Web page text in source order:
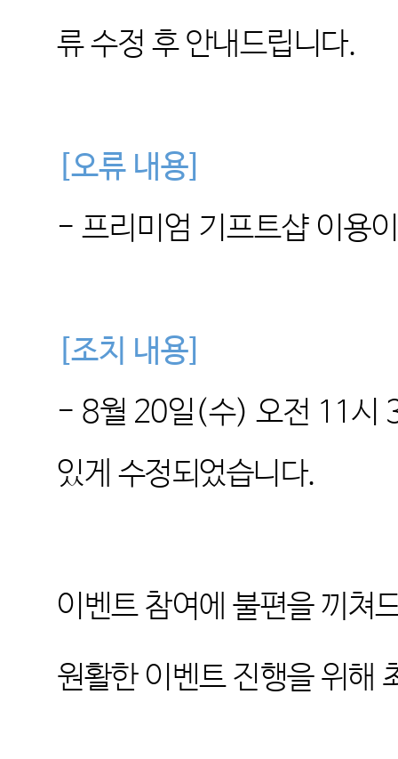
류 수정 후 안내드립니다.
오류 내용
- 프리미엄 기프트샵 이용
조치 내용
- 8월 20일(수)오전 11 시
있게 수정되었습니다.
이벤트 참여에 불편을 끼쳐
원활한 이벤트 진행을 위해